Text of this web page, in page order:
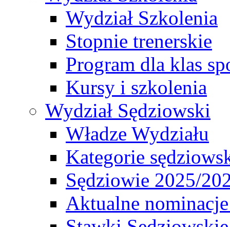
Wydział Szkolenia
Stopnie trenerskie
Program dla klas
Kursy i szkolenia
Wydział Sędziowski
Władze Wydziału
Kategorie
Sędziowie 2025/
Aktualne